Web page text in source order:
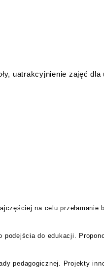
uatrakcyjnienie zajęć dla
na celu przełamanie
podejścia do edukacji.
pedagogicznej. Projekty